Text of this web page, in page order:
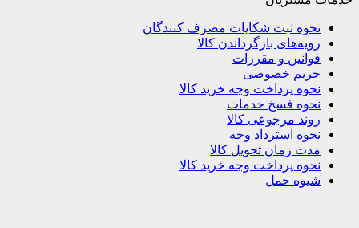
نحوه ثبت شکایات مصرف کنندگان
رویه‌های بازگرداندن کالا
قوانین و مقررات
حریم خصوصی
نحوه پرداخت وجه خرید کالا
نحوه فسخ خدمات
روند مرجوعی کالا
نحوه استرداد وجه
مدت زمان تحویل کالا
نحوه پرداخت وجه خرید کالا
شیوه حمل